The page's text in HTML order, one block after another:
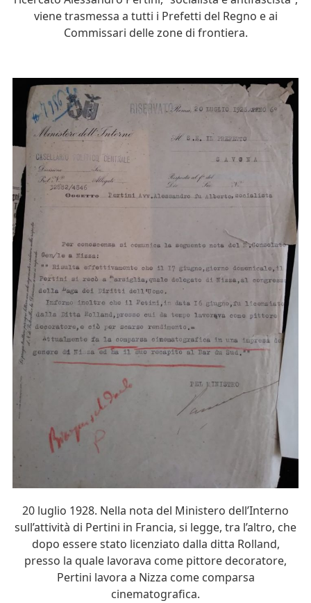
viene trasmessa a tutti i Prefetti del Regno e ai
Commissari delle zone di frontiera.
20 luglio 1928. Nella nota del Ministero dell’Interno
sull’attività di Pertini in Francia, si legge, tra l’altro, che
dopo essere stato licenziato dalla ditta Rolland,
presso la quale lavorava come pittore decoratore,
Pertini lavora a Nizza come comparsa
cinematografica.